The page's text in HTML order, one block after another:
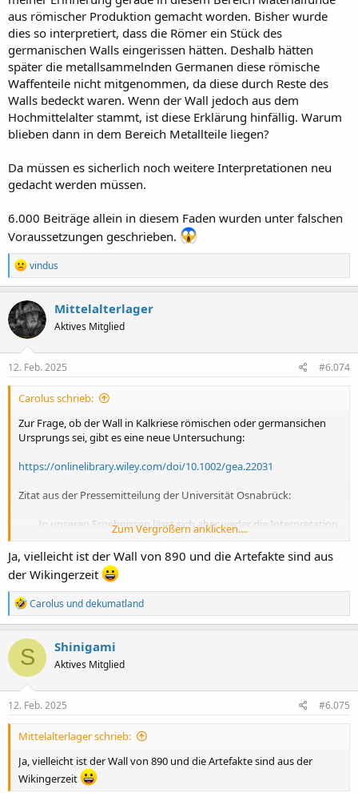
aus römischer Produktion gemacht worden. Bisher wurde
dies so interpretiert, dass die Römer ein Stück des
germanischen Walls eingerissen hätten. Deshalb hätten
später die metallsammelnden Germanen diese römische
Waffenteile nicht mitgenommen, da diese durch Reste des
Walls bedeckt waren. Wenn der Wall jedoch aus dem
Hochmittelalter stammt, ist diese Erklärung hinfällig. Warum
blieben dann in dem Bereich Metallteile liegen?
Da müssen es sicherlich noch weitere Interpretationen neu
gedacht werden müssen.
6.000 Beiträge allein in diesem Faden wurden unter falschen
Voraussetzungen geschrieben.
R
e
a
k
t
i
o
n
e
vindus
Mittelalterlager
Aktives Mitglied
12. Feb. 2025 #6.074
Carolus schrieb:
Zur Frage, ob der Wall in Kalkriese römischen oder germansichen
Ursprungs sei, gibt es eine neue Untersuchung:
https://onlinelibrary.wiley.com/doi/10.1002/gea.22031
Zitat aus der Pressemitteilung der Universität Osnabrück:
„In unseren Ergebnissen lässt sich aber weder die Interpretation
der in Kalkriese nachgewiesenen Wälle als germanischer
Hinterhalt noch ihre Deutung als Reste eines römischen Lagers
bestätigen. Die naturwissenschaftlichen Analysen datieren die
untersuchten Wälle bzw. Grabenfüllungen in das
Hochmittelalter, in die Zeit um 1000 n.Chr.“, meint Prof. Dr.
Salvatore Ortisi von der Ludwig-Maximilians-Universität
München.​
aus:
„Germanischer Wall“ oder „Römerlager“? Geoarchäologische
Spurensuche in Kalkriese
(ich liege übrigens gerade vor Lachen auf dem Boden
Zum Vergrößern anklicken....
Ja, vielleicht ist der Wall von 890 und die Artefakte sind aus
der Wikingerzeit
R
e
a
k
t
i
o
n
e
:
Carolus unddekumatland
S Shinigami
Aktives Mitglied
12. Feb. 2025 #6.075
Mittelalterlager schrieb:
Ja, vielleicht ist der Wall von 890 und die Artefakte sind aus der
Wikingerzeit